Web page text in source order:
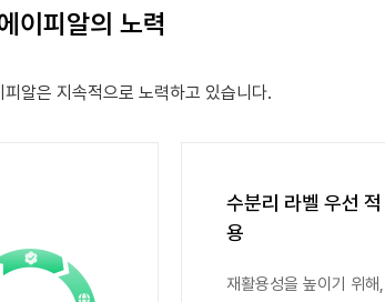
이피알의 노력
알은 지속적으로 노력하고 있습니다.
수분리 라벨 우선 적
용
재활용성을 높이기 위해,